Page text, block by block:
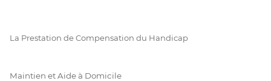
La Prestation de Compensation du Handicap
Maintien et Aide à Domicile